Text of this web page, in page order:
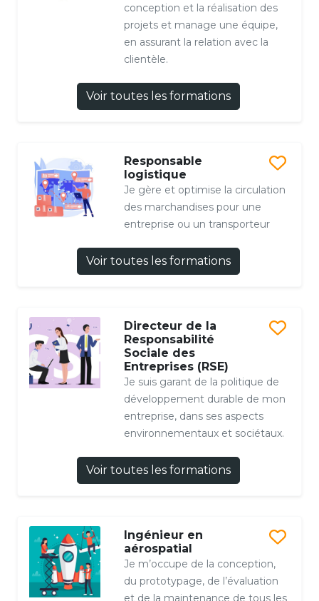
conception et la réalisation des
projets et manage une équipe,
en assurant la relation avec la
clientèle.
Voir toutes les formations
Responsable
logistique
Je gère et optimise la circulation
des marchandises pour une
entreprise ou un transporteur
Voir toutes les formations
Directeur de la
Responsabilité
Sociale des
Entreprises (RSE)
Je suis garant de la politique de
développement durable de mon
entreprise, dans ses aspects
environnementaux et sociétaux.
Voir toutes les formations
Ingénieur en
aérospatial
Je m’occupe de la conception,
du prototypage, de l’évaluation
et de la maintenance de tous les